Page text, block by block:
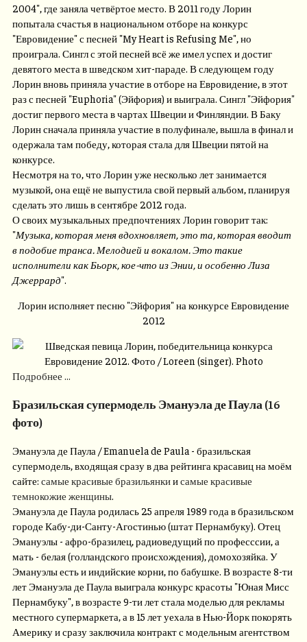
2004", где заняла четвёртое место. В 2011 году Лорин
попытала счастья в национальном отборе на конкурс
"Евровидение" с песней "My Heart is Refusing Me", но
проиграла. Сингл с этой песней всё же имел успех и достиг
девятого места в шведском хит-параде. В следующем году
Лорин вновь приняла участие в отборе на Евровидение, в этот
раз с песней "Euphoria" (Эйфория) и выиграла. Сингл "Эйфория"
достиг первого места в чартах Швеции и Финляндии. В Баку
Лорин сначала приняла участие в полуфинале, вышла в финал и
одержала там победу, которая стала для Швеции пятой на
конкурсе.
Несмотря на то, что Лорин уже несколько лет занимается
музыкой, она ещё не выпустила свой первый альбом, планируя
сделать это лишь в сентябре 2012 года.
О своих музыкальных предпочтениях Лорин говорит так:
"Музыка, которая меня вдохновляет, это та, которая вводит
в подобие транса. Мелодией и вокалом. Это такие
исполнители как Бьорк, кое-что из Энии, и особенно Лиза
Джеррард".
Лорин исполняет песню "Эйфория" на конкурсе Евровидение
2012
Подробнее ...
Бразильская супермодель Эмануэла де Паула (16
фото)
Эмануэла де Паула / Emanuela de Paula - бразильская
супермодель, входящая сразу в два рейтинга красавиц на моём
сайте: самые красивые бразильянкиисамые красивые
темнокожие женщины
Эмануэла де Паула родилась 25 апреля 1989 года в бразильском
городе Кабу-ди-Санту-Агостинью (штат Пернамбуку). Отец
Эмануэлы - афро-бразилец, радиоведущий по професссии, а
мать - белая (голландского происхождения), домохозяйка. У
Эмануэлы есть и индийские корни, по бабушке. В возрасте 8-ти
лет Эмануэла де Паула выиграла конкурс красоты "Юная Мисс
Пернамбуку", в возрасте 9-ти лет стала моделью для рекламы
местного супермаркета, а в 15 лет уехала в Нью-Йорк покорять
Америку и сразу заключила контракт с модельным агентством